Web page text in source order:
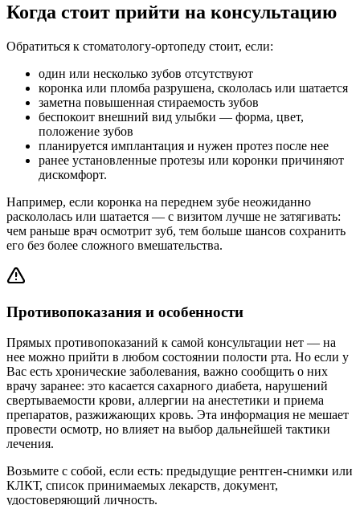
Когда стоит прийти на консультацию
Обратиться к стоматологу-ортопеду стоит, если:
один или несколько зубов отсутствуют
коронка или пломба разрушена, скололась или шатается
заметна повышенная стираемость зубов
беспокоит внешний вид улыбки — форма, цвет,
положение зубов
планируется имплантация и нужен протез после нее
ранее установленные протезы или коронки причиняют
дискомфорт.
Например, если коронка на переднем зубе неожиданно
раскололась или шатается — с визитом лучше не затягивать:
чем раньше врач осмотрит зуб, тем больше шансов сохранить
его без более сложного вмешательства.
Противопоказания и особенности
Прямых противопоказаний к самой консультации нет — на
нее можно прийти в любом состоянии полости рта. Но если у
Вас есть хронические заболевания, важно сообщить о них
врачу заранее: это касается сахарного диабета, нарушений
свертываемости крови, аллергии на анестетики и приема
препаратов, разжижающих кровь. Эта информация не мешает
провести осмотр, но влияет на выбор дальнейшей тактики
лечения.
Возьмите с собой, если есть: предыдущие рентген-снимки или
КЛКТ, список принимаемых лекарств, документ,
удостоверяющий личность.